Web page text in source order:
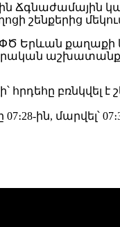
ին
շենքերից
ՓԾ Երևան
բռնկվել է
ին, մարվել՝